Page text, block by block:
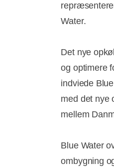
Water.
Det nye
og optimere
indviede
med det nye
mellem
Blue Water
ombygning